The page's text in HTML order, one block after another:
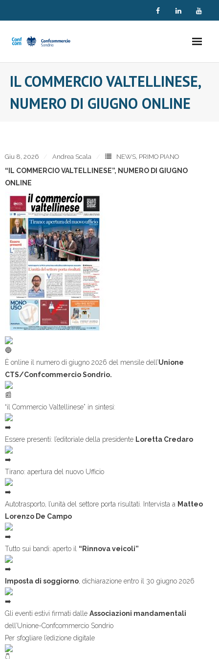
IL COMMERCIO VALTELLINESE,
NUMERO DI GIUGNO ONLINE
Giu 8, 2026 Andrea Scala NEWS, PRIMO PIANO
“IL COMMERCIO VALTELLINESE”, NUMERO DI GIUGNO
ONLINE
È online il numero di giugno 2026 del mensile dell’Unione
CTS/Confcommercio Sondrio.
“il Commercio Valtellinese” in sintesi:
Essere presenti: l’editoriale della presidente Loretta Credaro
Tirano: apertura del nuovo Ufficio
Autotrasporto, l’unità del settore porta risultati. Intervista a Matteo
Lorenzo De Campo
Tutto sui bandi: aperto il “Rinnova veicoli”
Imposta di soggiorno , dichiarazione entro il 30 giugno 2026
Gli eventi estivi firmati dalle Associazioni mandamentali
dell’Unione-Confcommercio Sondrio
Per sfogliare l’edizione digitale